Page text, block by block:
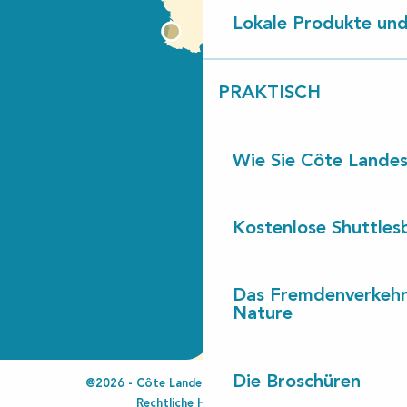
Lokale Produkte
PRAKTISCH
Wie Sie Côte
Kostenlose
Das
Nature
Die Broschüren
@2026 - Côte Landes Nature Tourisme
Rechtliche Hinweise